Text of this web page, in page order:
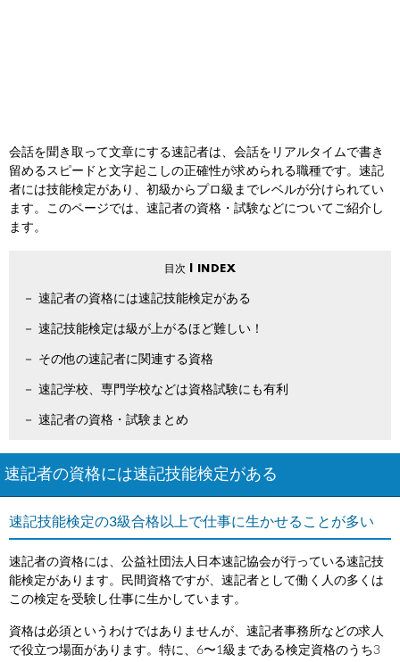
会話を聞き取って文章にする速記者は、会話をリアルタイムで書き
留めるスピードと文字起こしの正確性が求められる職種です。速記
者には技能検定があり、初級からプロ級までレベルが分けられてい
ます。このページでは、速記者の資格・試験などについてご紹介し
ます。
速記者の資格には速記技能検定がある
速記技能検定は級が上がるほど難しい！
その他の速記者に関連する資格
速記学校、専門学校などは資格試験にも有利
速記者の資格・試験まとめ
速記者の資格には速記技能検定がある
速記技能検定の3級合格以上で仕事に生かせることが多い
速記者の資格には、公益社団法人日本速記協会が行っている速記技
能検定があります。民間資格ですが、速記者として働く人の多くは
この検定を受験し仕事に生かしています。
資格は必須というわけではありませんが、速記者事務所などの求人
で役立つ場面があります。特に、6〜1級まである検定資格のうち3